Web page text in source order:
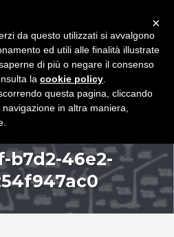
b7d2-46e2-
×
da questo utilizzati si avvalgono
ed utili alle finalità illustrate
di più o negare il consenso
la cookie policy
questa pagina, cliccando
in altra maniera,